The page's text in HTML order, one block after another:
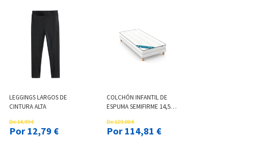
LEGGINGS LARGOS DE
CINTURA ALTA
De 14,99 €
Por 12,79 €
COLCHÓN INFANTIL DE
ESPUMA SEMIFIRME 14,5
De 129,00 €
Por 114,81 €